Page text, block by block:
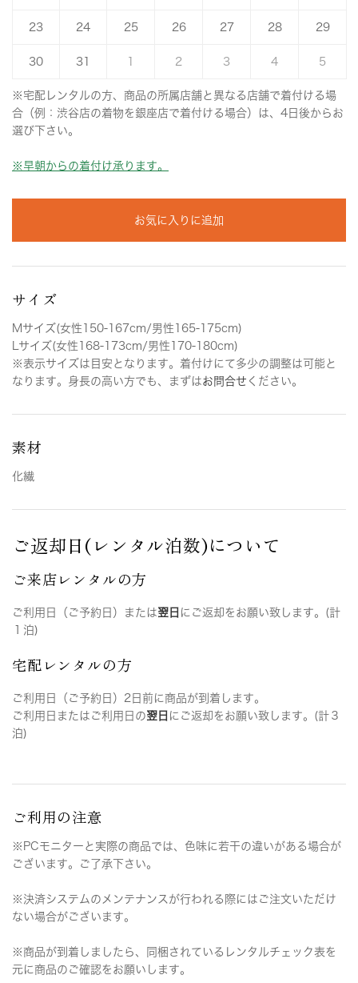
23 24 25 26 27 28 29
30 31 2 3 4 5
※宅配レンタルの方、商品の所属店舗と異なる店舗で着付ける場
合（例：渋谷店の着物を銀座店で着付ける場合）は、4日後からお
選び下さい。
※早朝からの着付け承ります。
お気に入りに追加
サイズ
Mサイズ(女性150-167cm/男性165-175cm)
Lサイズ(女性168-173cm/男性170-180cm)
※表示サイズは目安となります。着付けにて多少の調整は可能と
なります。身長の高い方でも、まずはお問合せ ください。
素材
化繊
ご返却日(レンタル泊数)について
ご来店レンタルの方
ご利用日（ご予約日）または翌日 にご返却をお願い致します。(計
１泊)
宅配レンタルの方
ご利用日（ご予約日）2日前に商品が到着します。
ご利用日またはご利用日の翌日 にご返却をお願い致します。(計３
泊)
ご利用の注意
※PCモニターと実際の商品では、色味に若干の違いがある場合が
ございます。ご了承下さい。
※決済システムのメンテナンスが行われる際にはご注文いただけ
ない場合がございます。
※商品が到着しましたら、同梱されているレンタルチェック表を
元に商品のご確認をお願いします。